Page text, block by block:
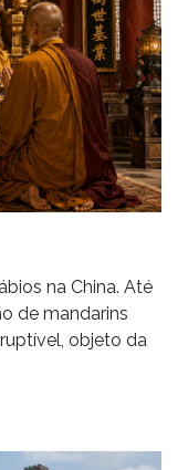
na China. Até
de mandarins
objeto da